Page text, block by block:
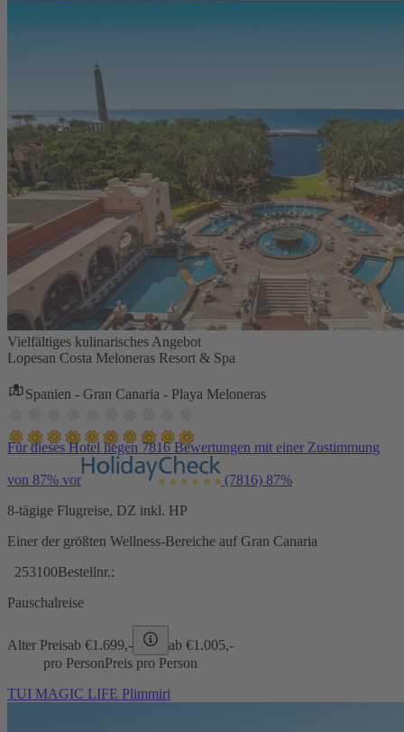
Vielfältiges kulinarisches Angebot
Lopesan Costa Meloneras Resort & Spa
Spanien - Gran Canaria - Playa Meloneras
Für dieses Hotel liegen 7816 Bewertungen mit einer Zustimmung
von 87% vor (7816) 87%
8-tägige Flugreise, DZ inkl. HP
Einer der größten Wellness-Bereiche auf Gran Canaria
253100Bestellnr.:
Pauschalreise
Alter Preisab €1.699,- ab €1.005,-
pro PersonPreis pro Person
TUI MAGIC LIFE Plimmiri